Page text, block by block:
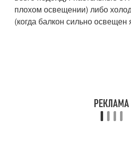
плохом освещении) либо
(когда балкон сильно